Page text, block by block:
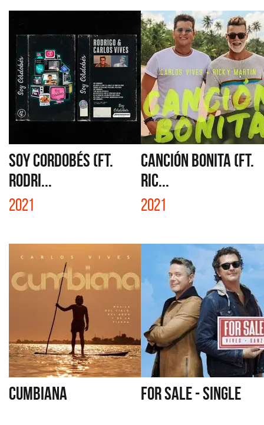
SOY CORDOBÉS (FT.
RODRI...
2021
CANCIÓN BONITA (FT.
RIC...
2021
CUMBIANA FOR SALE - SINGLE